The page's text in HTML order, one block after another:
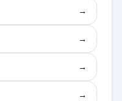
→
→
→
→